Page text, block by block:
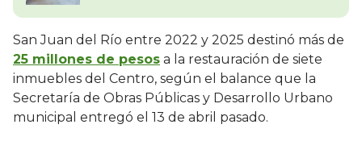
San Juan del Río entre 2022 y 2025 destinó más de
25 millones de pesos a la restauración de siete
inmuebles del Centro, según el balance que la
Secretaría de Obras Públicas y Desarrollo Urbano
municipal entregó el 13 de abril pasado.